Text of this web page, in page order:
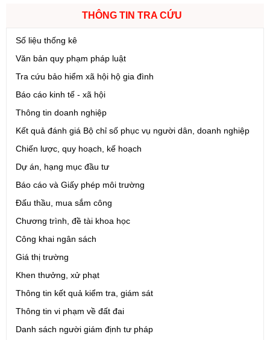
THÔNG TIN TRA CỨU
Số liệu thống kê
Văn bản quy phạm pháp luật
Tra cứu bảo hiểm xã hội hộ gia đình
Báo cáo kinh tế - xã hội
Thông tin doanh nghiệp
Kết quả đánh giá Bộ chỉ số phục vụ người dân, doanh nghiệp
Chiến lược, quy hoạch, kế hoạch
Dự án, hạng mục đầu tư
Báo cáo và Giấy phép môi trường
Đấu thầu, mua sắm công
Chương trình, đề tài khoa học
Công khai ngân sách
Giá thị trường
Khen thưởng, xử phạt
Thông tin kết quả kiểm tra, giám sát
Thông tin vi phạm về đất đai
Danh sách người giám định tư pháp